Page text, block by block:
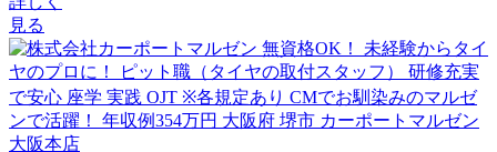
見る